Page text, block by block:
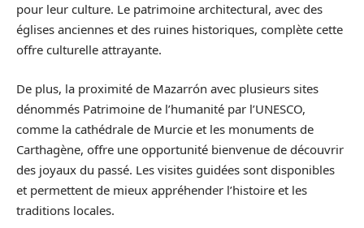
pour leur culture. Le patrimoine architectural, avec des
églises anciennes et des ruines historiques, complète cette
offre culturelle attrayante.
De plus, la proximité de Mazarrón avec plusieurs sites
dénommés Patrimoine de l’humanité par l’UNESCO,
comme la cathédrale de Murcie et les monuments de
Carthagène, offre une opportunité bienvenue de découvrir
des joyaux du passé. Les visites guidées sont disponibles
et permettent de mieux appréhender l’histoire et les
traditions locales.